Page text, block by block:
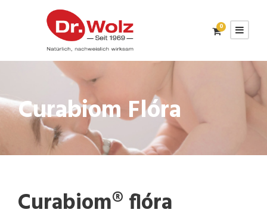
0
Curabiom Flóra
Curabiom® flóra